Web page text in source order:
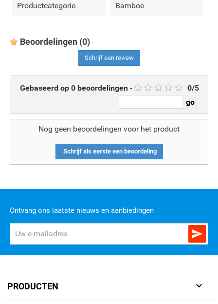
Productcategorie Bamboe
Beoordelingen (0)
Schrijf een review
Gebaseerd op 0 beoordelingen - 0/5
Nog geen beoordelingen voor het product
Schrijf als eerste een beoordeling
Ontvang ons laatste nieuws en aanbiedingen

PRODUCTEN 